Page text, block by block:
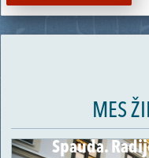
MES
Spauda.